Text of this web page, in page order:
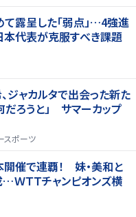
露呈した「弱点」…4強進
本代表が克服すべき課題
、ジャカルタで出会った新た
だろうと」 サマーカップ
スポーツ
開催で連覇！ 妹・美和と
ＷＴＴチャンピオンズ横